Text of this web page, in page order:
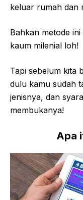
keluar rumah dan
Bahkan metode
kaum milenial loh!
Tapi sebelum kita
dulu kamu sudah
jenisnya, dan
membukanya!
Apa